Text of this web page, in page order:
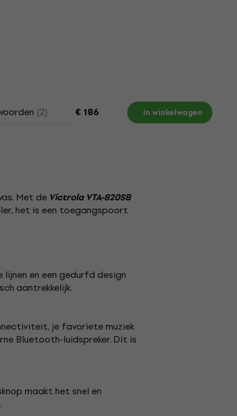
(2) Documenten
€ 186 In winkelwagen
Met de Victrola VTA-820SB
het is een toegangspoort
en een gedurfd design
aantrekkelijk.
je favoriete muziek
Bluetooth-luidspreker. Dit is
maakt het snel en